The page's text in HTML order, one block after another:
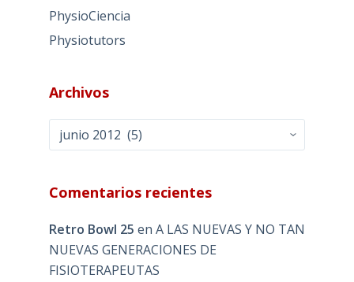
PhysioCiencia
Physiotutors
Archivos
Archivos
Comentarios recientes
Retro Bowl 25 en A LAS NUEVAS Y NO TAN
NUEVAS GENERACIONES DE
FISIOTERAPEUTAS